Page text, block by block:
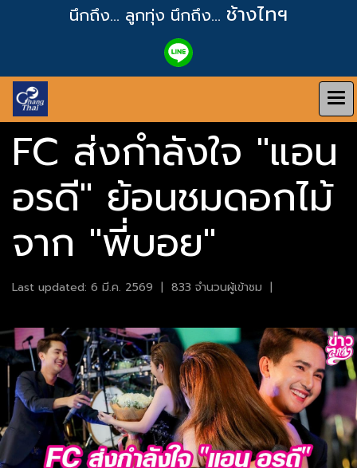
นึกถึง... ลูกทุ่ง นึกถึง... ช้างไทฯ
FC ส่งกำลังใจ "แอน
อรดี" ย้อนชมดอกไม้
จาก "พี่บอย"
Last updated: 6 มี.ค. 2569 | 833 จำนวนผู้เข้าชม |